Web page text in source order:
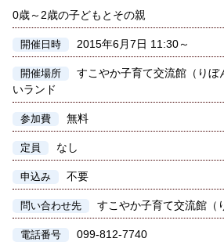
0歳～2歳の子どもとその親
開催日時 2015年6月7日 11:30～
開催場所
すこやか子育て交流館（りぼ
いランド
参加費 無料
定員 なし
申込み 不要
問い合わせ先 すこやか子育て交流館（
電話番号 099-812-7740